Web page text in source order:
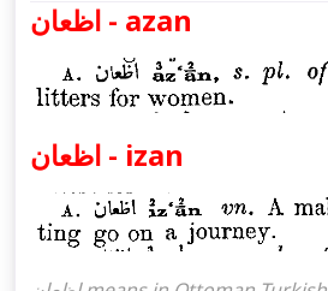
اظعان - azan
اظعان - izan